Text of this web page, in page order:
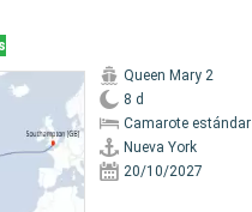
Queen Mary 2
8 d
Camarote estándar
Nueva York
20/10/2027